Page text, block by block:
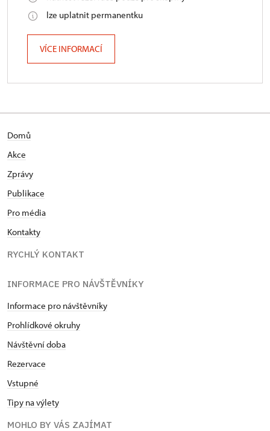
lze uplatnit permanentku
VÍCE INFORMACÍ
Domů
Akce
Zprávy
Publikace
Pro média
Kontakty
RYCHLÝ KONTAKT
INFORMACE PRO NÁVŠTĚVNÍKY
Informace pro návštěvníky
Prohlídkové okruhy
Návštěvní doba
Rezervace
Vstupné
Tipy na výlety
MOHLO BY VÁS ZAJÍMAT